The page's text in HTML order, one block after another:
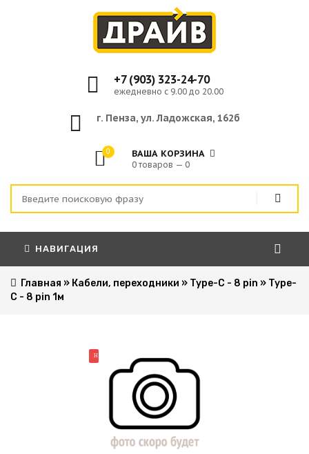
+7 (903) 323-24-70
ежедневно с 9.00 до 20.00
г. Пенза, ул. Ладожская, 162б
0 ВАША КОРЗИНА
0 товаров — 0
НАВИГАЦИЯ
Главная » Кабели, переходники » Type-C - 8 pin » Type-
C - 8 pin 1м
НОВИНКА